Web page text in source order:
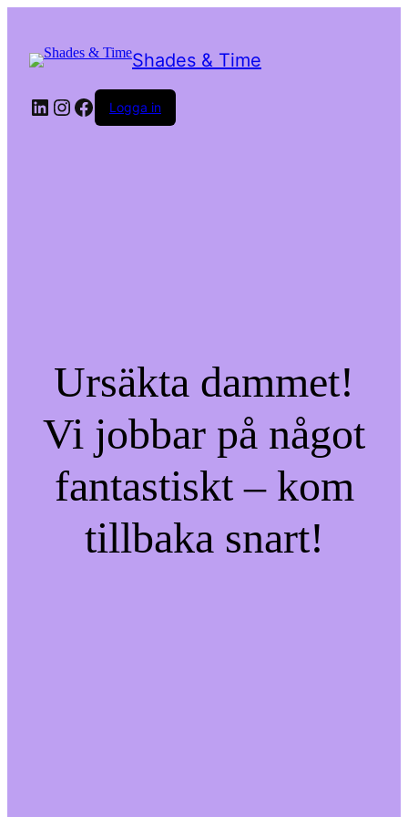
Shades & Time
LinkedIn
Instagram
Facebook
Logga in
Ursäkta dammet!
Vi jobbar på något
fantastiskt – kom
tillbaka snart!